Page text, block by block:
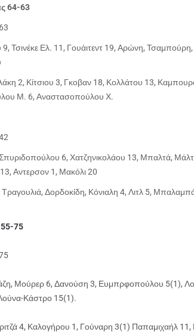
64-63
9, Τσινέκε Ελ. 11, Γουάιτεντ 19, Αρώνη,
2, Κίτσιου 3, Γκοβαν 18, Κολλάτου 13,
Μ. 6, Αναστασοπούλου Χ.
6, Χατζηνικολάου 13, Μπαλτά,
Αντερσον 1, Μακόλι 20
Δορδοκίδη, Κόνιαλη 4, Λιτλ 5,
75
Μούρερ 6, Δανούση 3, Ευμπρφοπούλου 5(1),
Κάστρο 15(1).
4, Καλογήρου 1, Γούναρη 3(1) Παπαμιχαήλ